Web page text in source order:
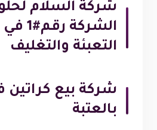
شركة السلام
التعبئة والتغليف
شركة بيع كراتين
بالعتبة